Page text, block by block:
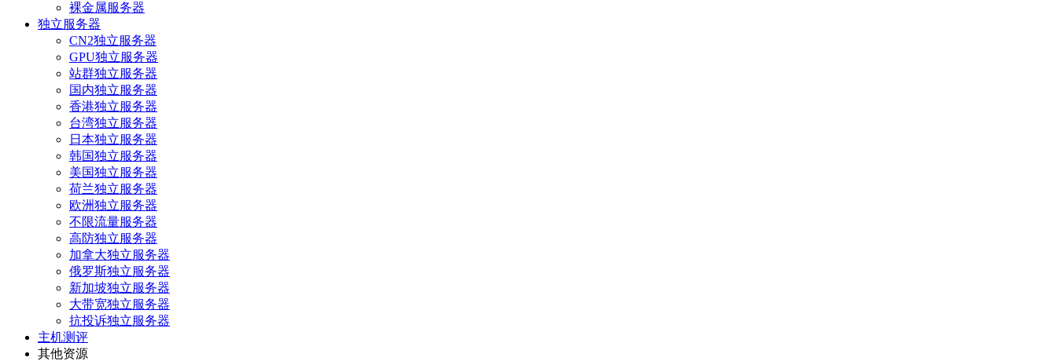
裸金属服务器
独立服务器
CN2独立服务器
GPU独立服务器
站群独立服务器
国内独立服务器
香港独立服务器
台湾独立服务器
日本独立服务器
韩国独立服务器
美国独立服务器
荷兰独立服务器
欧洲独立服务器
不限流量服务器
高防独立服务器
加拿大独立服务器
俄罗斯独立服务器
新加坡独立服务器
大带宽独立服务器
抗投诉独立服务器
主机测评
其他资源